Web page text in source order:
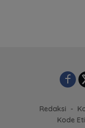
Redaksi
Kode